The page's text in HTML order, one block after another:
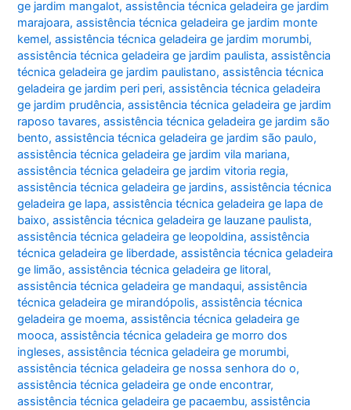
ge jardim mangalot,assistência técnica geladeira ge jardim
marajoara,assistência técnica geladeira ge jardim monte
kemel,assistência técnica geladeira ge jardim morumbi,
assistência técnica geladeira ge jardim paulista,assistência
técnica geladeira ge jardim paulistano,assistência técnica
geladeira ge jardim peri peri,assistência técnica geladeira
ge jardim prudência,assistência técnica geladeira ge jardim
raposo tavares,assistência técnica geladeira ge jardim são
bento,assistência técnica geladeira ge jardim são paulo,
assistência técnica geladeira ge jardim vila mariana,
assistência técnica geladeira ge jardim vitoria regia,
assistência técnica geladeira ge jardins,assistência técnica
geladeira ge lapa,assistência técnica geladeira ge lapa de
baixo,assistência técnica geladeira ge lauzane paulista,
assistência técnica geladeira ge leopoldina,assistência
técnica geladeira ge liberdade,assistência técnica geladeira
ge limão,assistência técnica geladeira ge litoral,
assistência técnica geladeira ge mandaqui,assistência
técnica geladeira ge mirandópolis,assistência técnica
geladeira ge moema,assistência técnica geladeira ge
mooca,assistência técnica geladeira ge morro dos
ingleses,assistência técnica geladeira ge morumbi,
assistência técnica geladeira ge nossa senhora do o,
assistência técnica geladeira ge onde encontrar,
assistência técnica geladeira ge pacaembu,assistência